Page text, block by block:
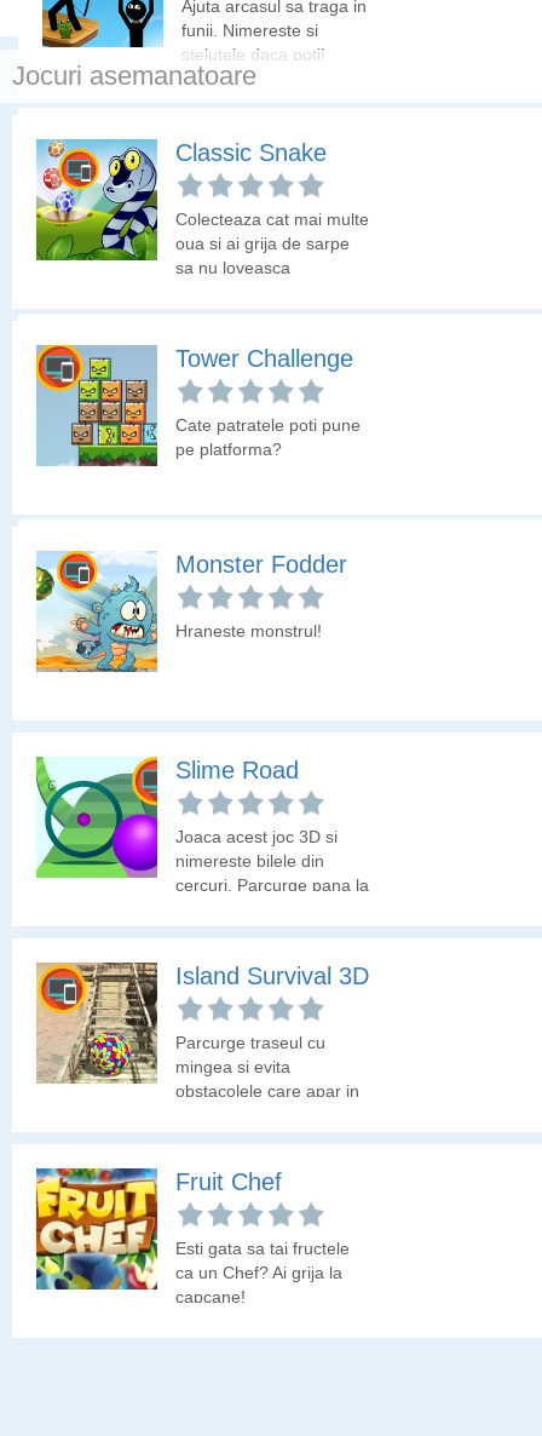
Ajuta arcasul sa traga in
funii. Nimereste si
stelutele daca poti!
Slime Road
Joaca acest joc 3D si
nimereste bilele din
cercuri. Parcurge pana la
pentru a trece la nivelul
Boom Go The Zombies
Esti un soldat echipat cu
grenade si trebuie sa
zombie in urma unui
Xmas Magic Tiles
Incearca sa tii ritmul cu
Jocuri asemanatoare
Classic Snake
Colecteaza cat mai multe
oua si ai grija de sarpe
sa nu loveasca
Tower Challenge
Cate patratele poti pune
pe platforma?
Monster Fodder
Hraneste monstrul!
Slime Road
Joaca acest joc 3D si
nimereste bilele din
cercuri. Parcurge pana la
Island Survival 3D
Parcurge traseul cu
mingea si evita
obstacolele care apar in
Fruit Chef
Esti gata sa tai fructele
ca un Chef? Ai grija la
capcane!